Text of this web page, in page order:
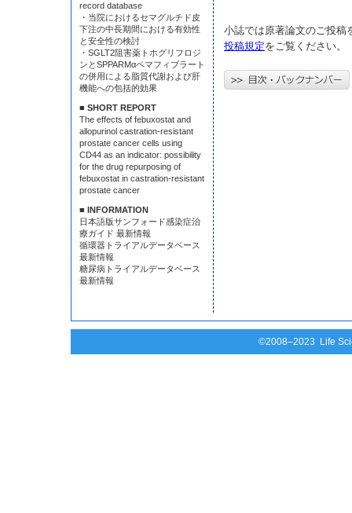
record database
・当院におけるセマグルチド皮
下注の中長期間における有効性
と安全性の検討
・SGLT2阻害薬トホグリフロジ
ンとSPPARMαペマフィブラート
の併用による脂質代謝および肝
機能への包括的効果
■ SHORT REPORT
The effects of febuxostat and
allopurinol castration-resistant
prostate cancer cells using
CD44 as an indicator: possibility
for the drug repurposing of
febuxostat in castration-resistant
prostate cancer
■ INFORMATION
日本語版サンフォード感染症治
療ガイド 最新情報
循環器トライアルデータベース
最新情報
糖尿病トライアルデータベース
最新情報
小誌では原著論文のご投稿
投稿規定をご覧ください。
©2008–2023 Life